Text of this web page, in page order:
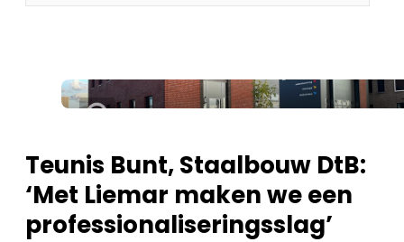
Bedrijven
Contact
Evenement aanmelden
Meest gelezen
Nieuwsbrief
Teunis Bunt, Staalbouw DtB:
‘Met Liemar maken we een
professionaliseringsslag’